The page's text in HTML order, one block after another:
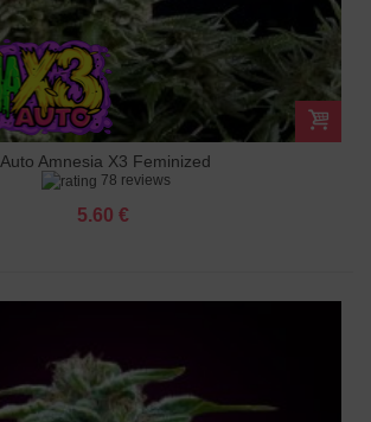
Auto Amnesia X3 Feminized
78 reviews
5.60 €